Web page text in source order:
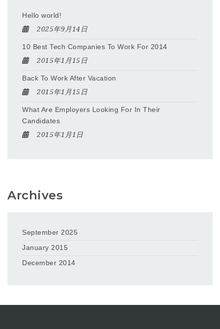
Hello world!
2025年9月14日
10 Best Tech Companies To Work For 2014
2015年1月15日
Back To Work After Vacation
2015年1月15日
What Are Employers Looking For In Their
Candidates
2015年1月1日
Archives
September 2025
January 2015
December 2014